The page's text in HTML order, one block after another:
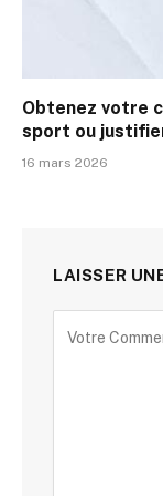
Obtenez votre
sport ou
16 mars 2026
LAISSER